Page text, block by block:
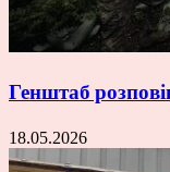
Генштаб
18.05.2026